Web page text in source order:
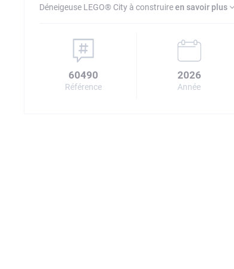
Déneigeuse LEGO® City à construireen savoir plus
60490
Référence
2026
Année